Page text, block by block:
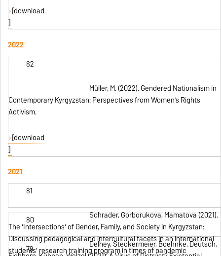
[download
]
2022
82
Müller, M. (2022). Gendered Nationalism in
Contemporary Kyrgyzstan: Perspectives from Women’s Rights
Activism.
[download
]
2021
81
Schrader, Gorborukova, Mamatova (2021).
The 'Intersections' of Gender, Family, and Society in Kyrgyzstan:
Discussing pedagogical and intercultural facets in an international
students’ research training program in times of pandemic
80
Delhey, Steckermeier, Boehnke, Deutsch,
79